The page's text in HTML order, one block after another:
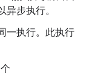
步执行。
一执行。此执行